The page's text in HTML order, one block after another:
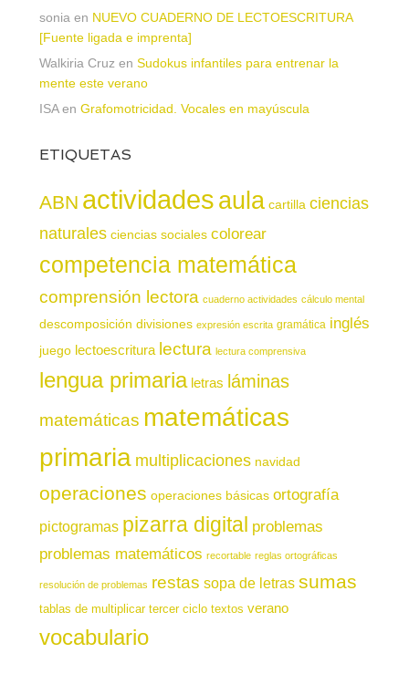
sonia en NUEVO CUADERNO DE LECTOESCRITURA
[Fuente ligada e imprenta]
Walkiria Cruz en Sudokus infantiles para entrenar la
mente este verano
ISAen Grafomotricidad. Vocales en mayúscula
ETIQUETAS
ABN actividadesaula cartilla ciencias
naturales ciencias sociales colorear
competencia matemática
comprensión lectora cuaderno actividades cálculo mental
descomposición divisiones expresión escrita gramática inglés
juego lectoescritura lectura lectura comprensiva
lengua primaria letras láminas
matemáticas matemáticas
primaria multiplicaciones navidad
operaciones operaciones básicas ortografía
pictogramas pizarra digital problemas
problemas matemáticos recortable reglas ortográficas
resolución de problemas restas sopa de letras sumas
tablas de multiplicar tercer ciclo textos verano
vocabulario